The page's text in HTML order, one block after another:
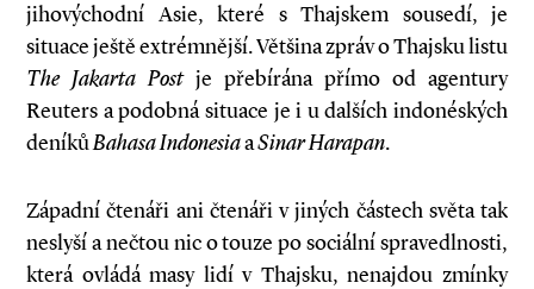
jihovýchodní Asie, které s Thajskem sousedí, je
situace ještě extrémnější. Většina zpráv o Thajsku listu
The Jakarta Postje přebírána přímo od agentury
Reuters a podobná situace je i u dalších indonéských
deníkůBahasa IndonesiaaSinar Harapan.
Západní čtenáři ani čtenáři v jiných částech světa tak
neslyší a nečtou nic o touze po sociální spravedlnosti,
která ovládá masy lidí v Thajsku, nenajdou zmínky